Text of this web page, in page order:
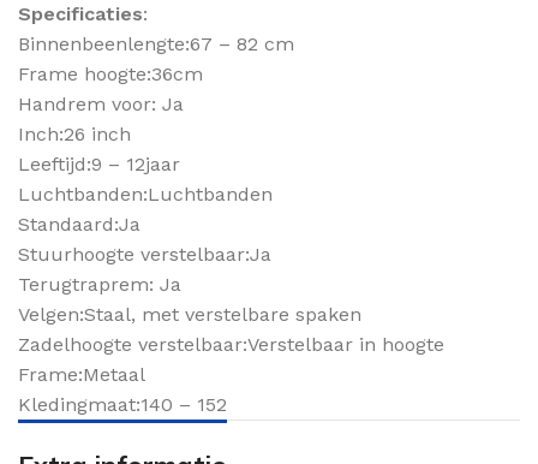
Specificaties:
Binnenbeenlengte:67 – 82 cm
Frame hoogte:36cm
Handrem voor: Ja
Inch:26 inch
Leeftijd:9 – 12jaar
Luchtbanden:Luchtbanden
Standaard:Ja
Stuurhoogte verstelbaar:Ja
Terugtraprem: Ja
Velgen:Staal, met verstelbare spaken
Zadelhoogte verstelbaar:Verstelbaar in hoogte
Frame:Metaal
Kledingmaat:140 – 152